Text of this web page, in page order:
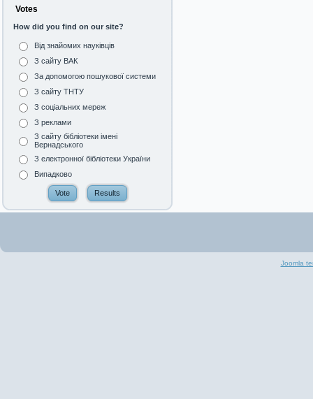
Votes
How did you find on our site?
Від знайомих науківців
З сайту ВАК
За допомогою пошукової системи
З сайту ТНТУ
З соціальних мереж
З реклами
З сайту бібліотеки імені
Вернадського
З електронної бібліотеки України
Випадково
Joomla